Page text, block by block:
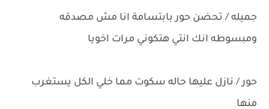
جميله / تحضن حور بابتسامة انا مش مصدقه
ومبسوطه انك انتي هتكوني مرات اخويا
حور / نازل عليها حاله سكوت مما خلي الكل يستغرب
منها